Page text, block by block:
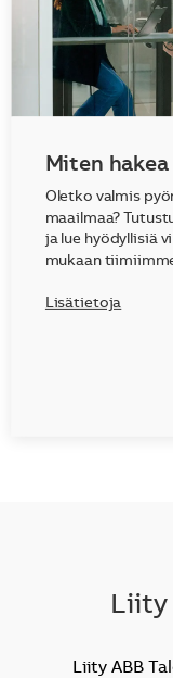
Miten hakea
Oletko valmis
maailmaa?
ja lue hyödyllisiä
mukaan
Lisätietoja
Liity
Liity ABB